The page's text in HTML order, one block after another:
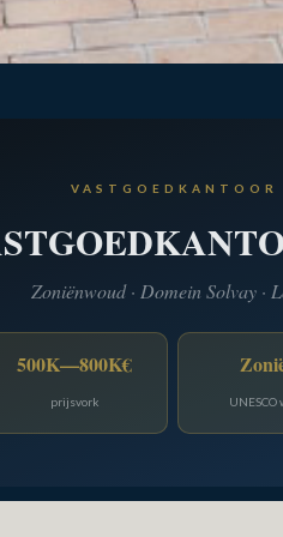
Zoniënwoud · Domein Solvay ·
500K—800K€
prijsvork UNESCO